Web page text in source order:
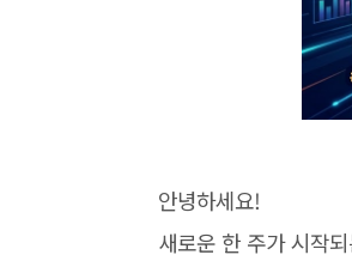
안녕하세요!
새로운 한 주가 시작